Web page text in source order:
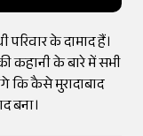
परिवार के दामाद हैं।
कहानी के बारे में सभी
कि कैसे मुरादाबाद
बना।